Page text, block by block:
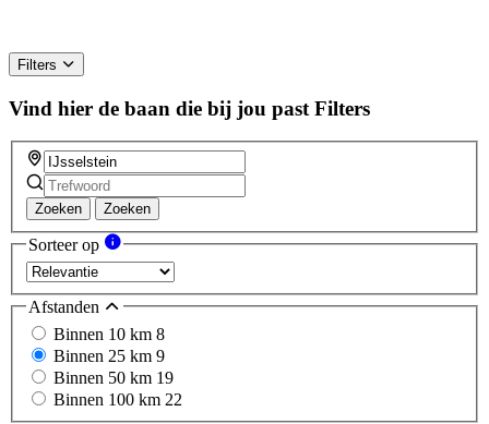
Filters
Vind hier de baan die bij jou past Filters
Zoeken Zoeken
Sorteer op
Afstanden
Binnen 10 km 8
Binnen 25 km 9
Binnen 50 km 19
Binnen 100 km 22